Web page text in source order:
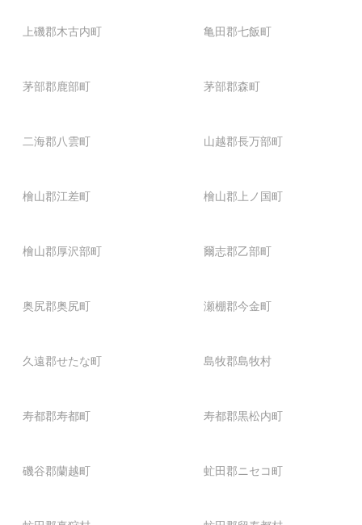
上磯郡木古内町 亀田郡七飯町
茅部郡鹿部町 茅部郡森町
二海郡八雲町 山越郡長万部町
檜山郡江差町 檜山郡上ノ国町
檜山郡厚沢部町 爾志郡乙部町
奥尻郡奥尻町 瀬棚郡今金町
久遠郡せたな町 島牧郡島牧村
寿都郡寿都町 寿都郡黒松内町
磯谷郡蘭越町 虻田郡ニセコ町